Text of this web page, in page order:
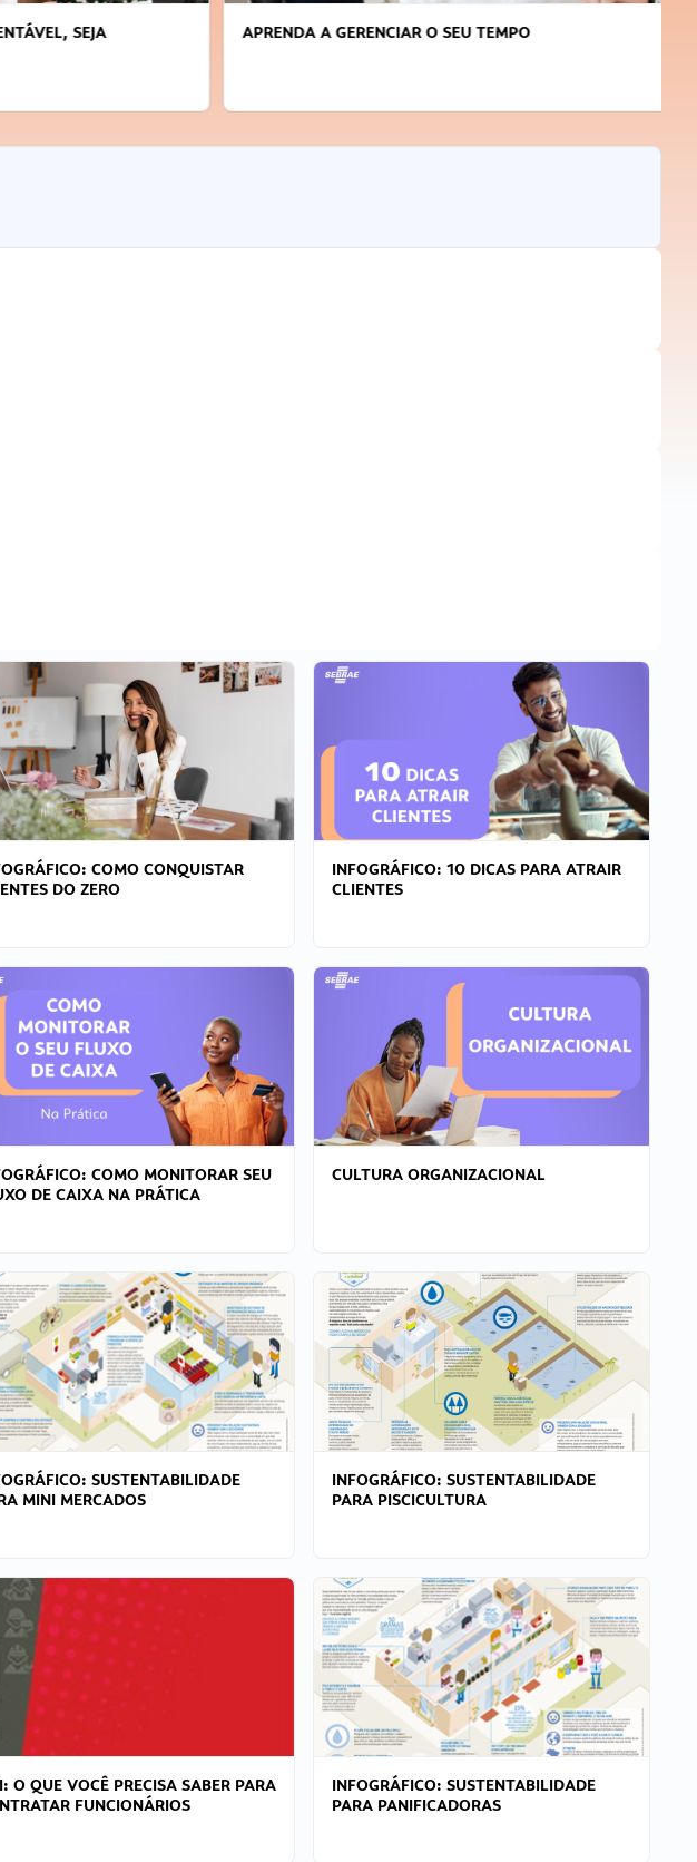
SEJA
APRENDA A GERENCIAR O SEU TEMPO
COMO CONQUISTAR
DO ZERO
INFOGRÁFICO: 10 DICAS PARA ATRAIR
CLIENTES
COMO MONITORAR SEU
DE CAIXA NA PRÁTICA
CULTURA ORGANIZACIONAL
SUSTENTABILIDADE
MINI MERCADOS
INFOGRÁFICO: SUSTENTABILIDADE
PARA PISCICULTURA
O QUE VOCÊ PRECISA SABER PARA
FUNCIONÁRIOS
INFOGRÁFICO: SUSTENTABILIDADE
PARA PANIFICADORAS